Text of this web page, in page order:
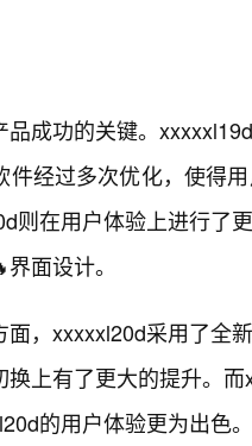
品成功的关键。
件经过多次优化，使得
则在用户体验上进行了
面设计。
面，xxxxxl20d采用了全
上有了更大的提升。
的用户体验更为出色。